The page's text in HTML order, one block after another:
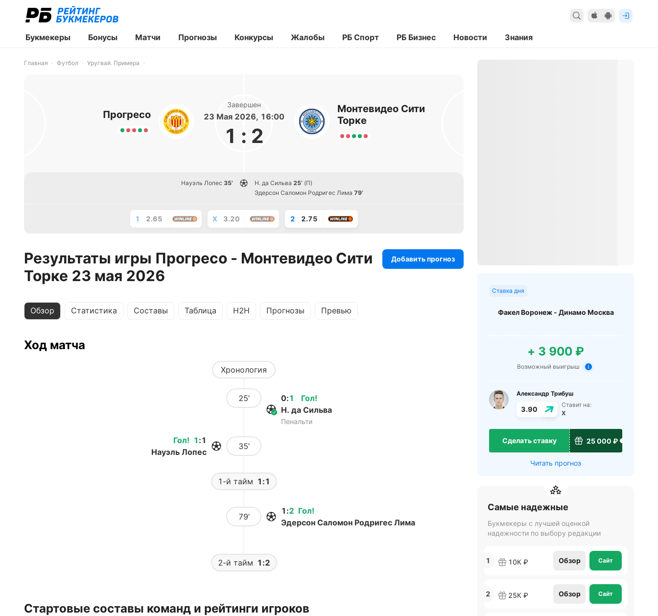
Букмекеры Бонусы Матчи Прогнозы Конкурсы Жалобы РБ Спорт РБ Бизнес Новости Знания
Главная Футбол Уругвай. Примера
Прогресо
Завершен
23 Мая 2026, 16:00
1 : 2
Монтевидео Сити
Торке
Науэль Лопес 35’ Н. да Сильва 25’ (П)
Эдерсон Саломон Родригес Лима 79’
1 2.65 X 3.20 2 2.75
Результаты игры Прогресо - Монтевидео Сити
Торке 23 мая 2026
Добавить прогноз
Обзор Статистика Составы Таблица H2H Прогнозы Превью
Ход матча
Хронология
25’ Гол!
0:1
Н. да Сильва
Пенальти
Гол! 1 :1
Науэль Лопес
35’
1-й тайм 1:1
79’
Гол!
1 :2
Эдерсон Саломон Родригес Лима
2-й тайм 1:2
Стартовые составы команд и рейтинги игроков
Ставка дня
Факел Воронеж - Динамо Москва
+ 3 900 ₽
Возможный выигрыш
Александр Трибуш
3.90
Ставит на:
X
Сделать ставку 25 000 ₽
Читать прогноз
Самые надежные
Букмекеры с лучшей оценкой
надежности по выбору редакции
1 10К ₽ Обзор Сайт
2 25К ₽ Обзор Сайт